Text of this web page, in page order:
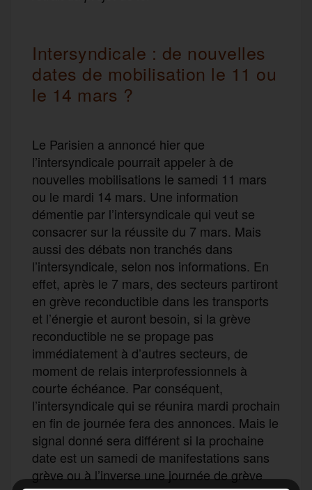
Intersyndicale : de nouvelles
dates de mobilisation le 11 ou
le 14 mars ?
Le Parisien a annoncé hier que
l’intersyndicale pourrait appeler à de
nouvelles mobilisations le samedi 11 mars
ou le mardi 14 mars. Une information
démentie par l’intersyndicale qui veut se
consacrer sur la réussite du 7 mars. Mais
aussi des débats non tranchés dans
l’intersyndicale, selon nos informations. En
effet, après le 7 mars, des secteurs partiront
en grève reconductible dans les transports
et l’énergie et auront besoin, si la grève
reconductible ne se propage pas
immédiatement à d’autres secteurs, de
moment de relais interprofessionnels à
courte échéance. Par conséquent,
l’intersyndicale qui se réunira mardi prochain
en fin de journée fera des annonces. Mais le
signal donné sera différent si la prochaine
date est un samedi de manifestations sans
grève ou à l’inverse une journée de grève